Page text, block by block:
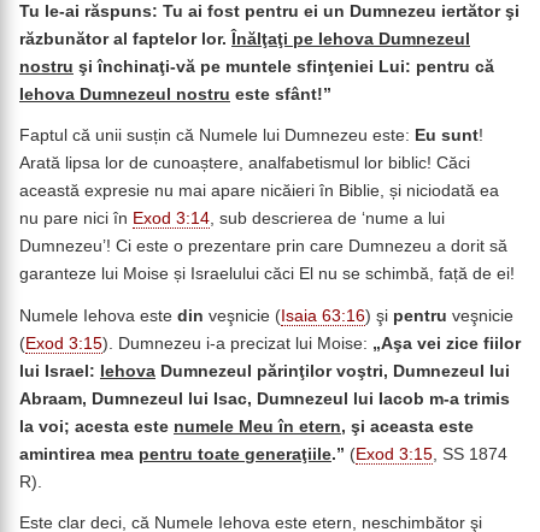
Tu le-ai răspuns: Tu ai fost pentru ei un Dumnezeu iertător şi
răzbunător al faptelor lor. Înălţaţi pe Iehova Dumnezeul
nostru şi închinaţi-vă pe muntele sfinţeniei Lui: pentru că
Iehova Dumnezeul nostru este sfânt!”
Faptul că unii susțin că Numele lui Dumnezeu este: Eu sunt!
Arată lipsa lor de cunoaștere, analfabetismul lor biblic! Căci
această expresie nu mai apare nicăieri în Biblie, și niciodată ea
nu pare nici în Exod 3:14, sub descrierea de ‘nume a lui
Dumnezeu’! Ci este o prezentare prin care Dumnezeu a dorit să
garanteze lui Moise și Israelului căci El nu se schimbă, față de ei!
Numele Iehova este din veşnicie (Isaia 63:16) şi pentru veşnicie
(Exod 3:15). Dumnezeu i-a precizat lui Moise: „Aşa vei zice fiilor
lui Israel: Iehova Dumnezeul părinţilor voştri, Dumnezeul lui
Abraam, Dumnezeul lui Isac, Dumnezeul lui Iacob m-a trimis
la voi; acesta este numele Meu în etern, şi aceasta este
amintirea mea pentru toate generaţiile.” (Exod 3:15 , SS 1874
R).
Este clar deci, că Numele Iehova este etern, neschimbător şi